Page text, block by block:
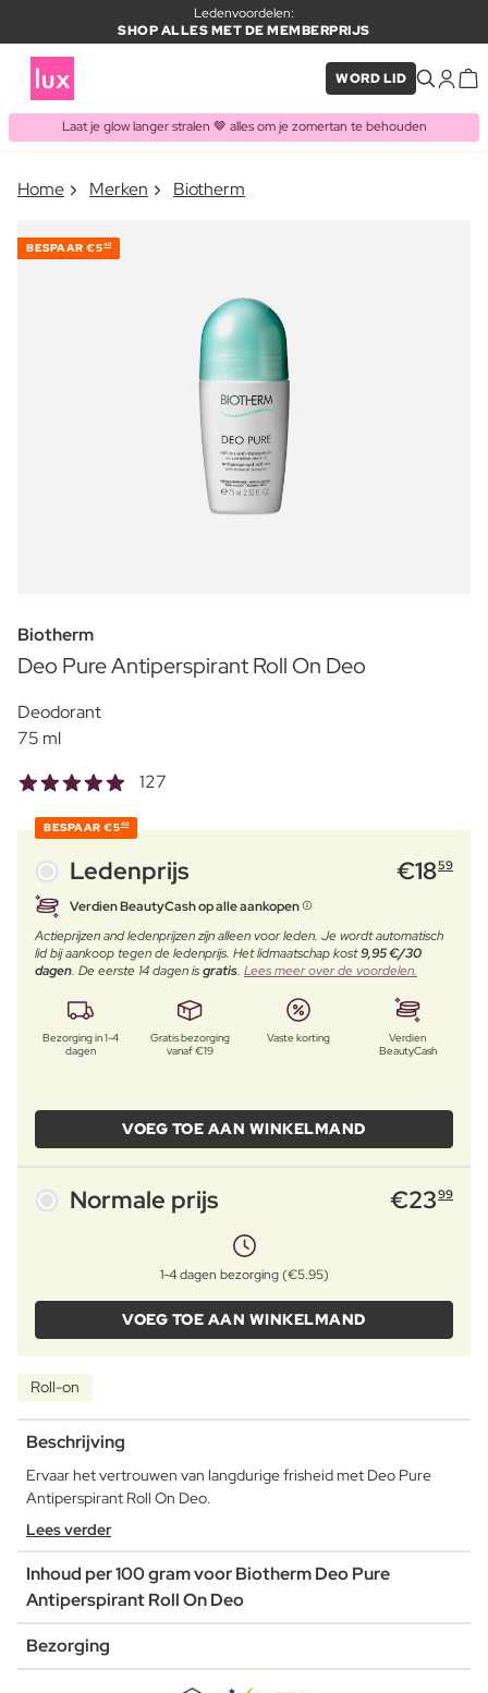
Ledenvoordelen:
SHOP ALLES MET DE MEMBERPRIJS
WORD LID
Laat je glow langer stralen 🤎 alles om je zomertan te behouden
ITEM TOEGEVOEGD AAN
Home Merken Biotherm
BESPAAR €540
Biotherm
Deo Pure Antiperspirant Roll On Deo
Deodorant
75 ml
127
BESPAAR €540
Ledenprijs €1859
Verdien BeautyCash op alle aankopen
Actieprijzen and ledenprijzen zijn alleen voor leden. Je wordt automatisch
lid bij aankoop tegen de ledenprijs. Het lidmaatschap kost9,95 €/30
dagen. De eerste 14 dagen isgratis. Lees meer over de voordelen.
Bezorging in 1-4
dagen
Gratis bezorging
vanaf €19
Vaste korting
Verdien
BeautyCash
VOEG TOE AAN WINKELMAND
Normale prijs €2399
1-4 dagen bezorging (€5.95)
VOEG TOE AAN WINKELMAND
Roll-on
Beschrijving
Ervaar het vertrouwen van langdurige frisheid met Deo Pure
Antiperspirant Roll On Deo.
Lees verder
Inhoud per 100 gram voor Biotherm Deo Pure
Antiperspirant Roll On Deo
Bezorging